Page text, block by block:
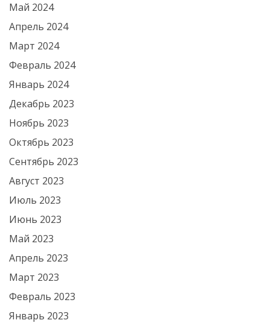
Май 2024
Апрель 2024
Март 2024
Февраль 2024
Январь 2024
Декабрь 2023
Ноябрь 2023
Октябрь 2023
Сентябрь 2023
Август 2023
Июль 2023
Июнь 2023
Май 2023
Апрель 2023
Март 2023
Февраль 2023
Январь 2023